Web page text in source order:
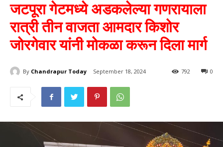
जटपूरा गेटमध्ये अडकलेल्या गणरायाला
रात्री तीन वाजता आमदार किशोर
जोरगेवार यांनी मोकळा करून दिला मार्ग
By Chandrapur Today September 18, 2024 0
792